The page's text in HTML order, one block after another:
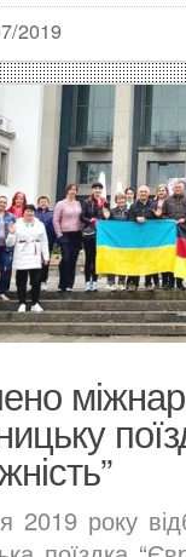
2019
2019 року